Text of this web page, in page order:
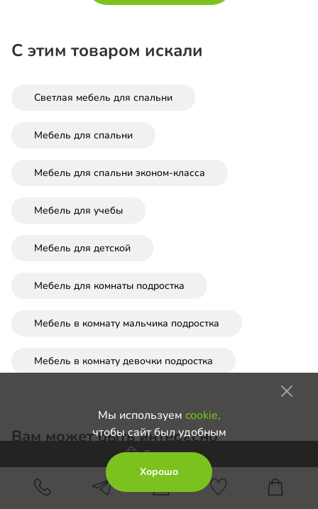
С этим товаром искали
Светлая мебель для спальни
Мебель для спальни
Мебель для спальни эконом-класса
Мебель для учебы
Мебель для детской
Мебель для комнаты подростка
Мебель в комнату мальчика подростка
Мебель в комнату девочки подростка
Вам может быть интересно
Угловые шкафы в прихожую
Мы используем cookie,
чтобы сайт был удобным
Хорошо
В корзину